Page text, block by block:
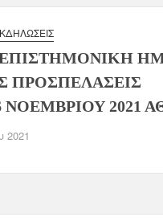
ΕΠΙΣΤΗΜΟΝΙΚΗ
ΠΡΟΣΠΕΛΑΣΕΙΣ
ΝΟΕΜΒΡΙΟΥ 2021
2021